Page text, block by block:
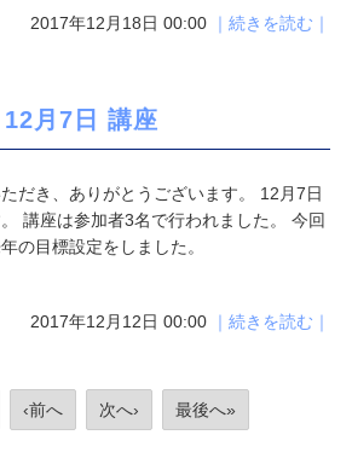
2017年12月18日 00:00 ｜続きを読む｜
12月7日 講座
だき、ありがとうございます。 12月7日
講座は参加者3名で行われました。 今回
の目標設定をしました。
2017年12月12日 00:00 ｜続きを読む｜
‹前へ 次へ› 最後へ»